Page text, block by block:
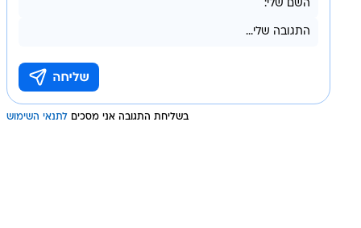
בשליחת התגובה אני מסכים לתנאי השימוש